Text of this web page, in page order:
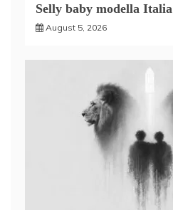
Selly baby modella Italia
August 5, 2026